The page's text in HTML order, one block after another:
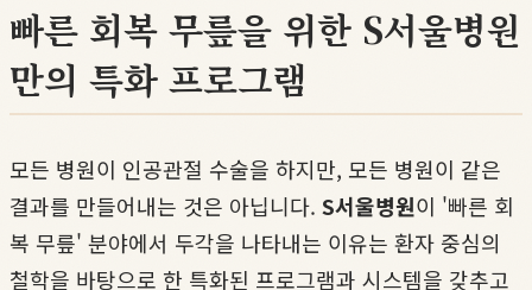
빠른 회복 무릎을 위한 S서울병원
만의 특화 프로그램
모든 병원이 인공관절 수술을 하지만, 모든 병원이 같은
결과를 만들어내는 것은 아닙니다. S서울병원이 '빠른 회
복 무릎' 분야에서 두각을 나타내는 이유는 환자 중심의
철학을 바탕으로 한 특화된 프로그램과 시스템을 갖추고